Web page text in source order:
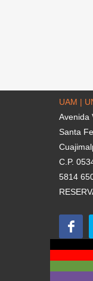
UAM |
Avenida
Santa
C.P.
5814